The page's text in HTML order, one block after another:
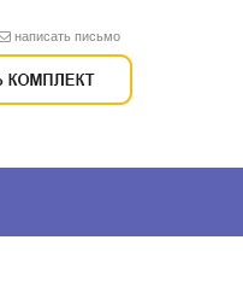
написать письмо